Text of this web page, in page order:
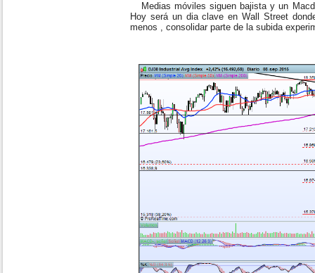
Medias móviles siguen bajista y un
Hoy será un dia clave en Wall Street
menos , consolidar parte de la subida